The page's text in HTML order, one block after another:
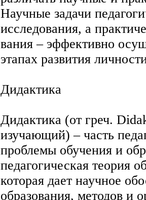
Научные задачи
исследования, а
вания – эффективно
этапах развития
Дидактика
Дидактика (от греч.
изучающий) – часть
проблемы обучения и
педагогическая теория
которая дает научное
образования, методов и